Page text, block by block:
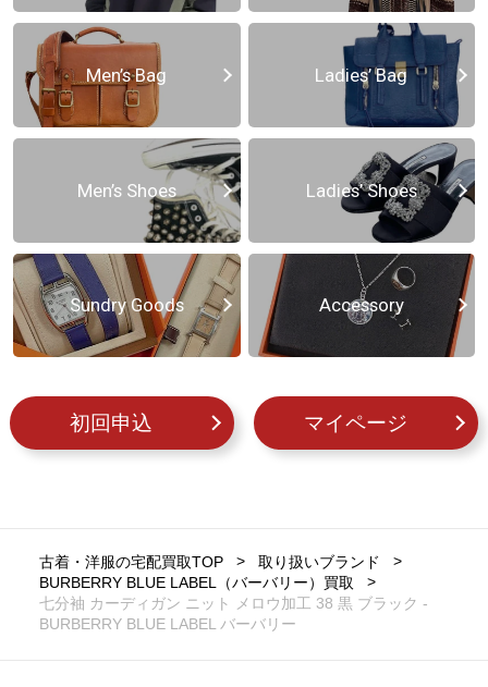
Men’s Bag Ladies’ Bag
Men’s Shoes Ladies’ Shoes
Sundry Goods Accessory
初回申込 マイページ
古着・洋服の宅配買取TOP
取り扱いブランド
BURBERRY BLUE LABEL（バーバリー）買取
七分袖 カーディガン ニット メロウ加工 38 黒 ブラック -
BURBERRY BLUE LABEL バーバリー